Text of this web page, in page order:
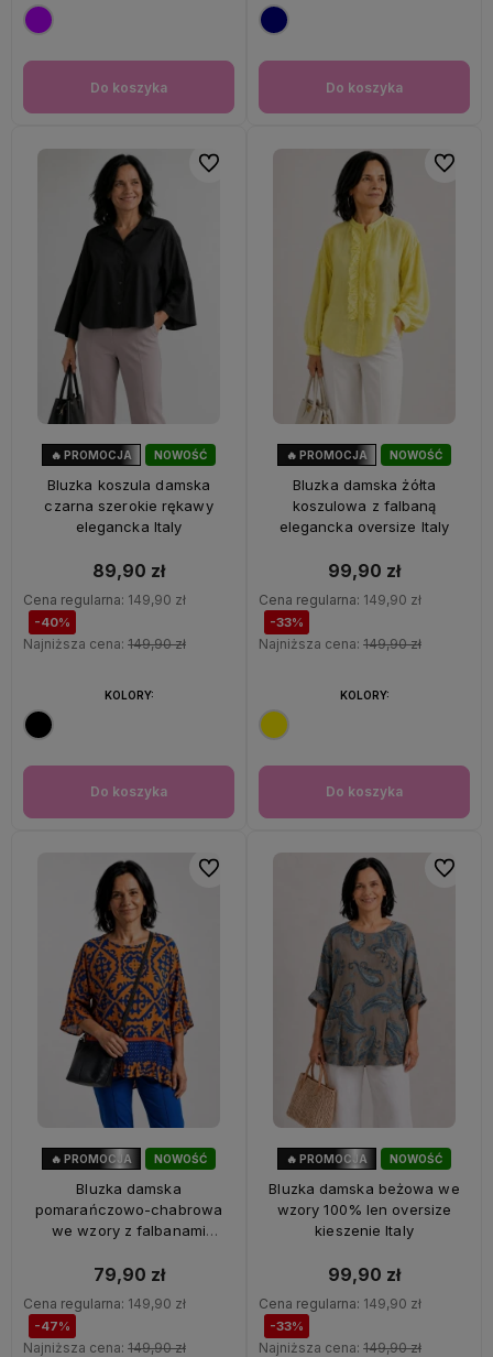
Do koszyka Do koszyka
NOWOŚĆ
🔥 PROMOCJA
Bluzka koszula damska
czarna szerokie rękawy
elegancka Italy
89,90 zł
Cena regularna: 149,90 zł
-40%
Najniższa cena: 149,90 zł
Do koszyka
KOLORY:
Do ulubionych
NOWOŚĆ
OKAZJA
🔥 PROMOCJA
Bluzka damska żółta
koszulowa z falbaną
elegancka oversize Italy
99,90 zł
Cena regularna: 149,90 zł
-33%
Najniższa cena: 149,90 zł
Do koszyka
KOLORY:
Do
NOWOŚĆ
🔥 PROMOCJA
Bluzka damska
pomarańczowo-chabrowa
we wzory z falbanami
79,90 zł
Cena regularna: 149,90 zł
-47%
Najniższa cena: 149,90 zł
Do ulubionych
NOWOŚĆ
OKAZJA
🔥 PROMOCJA
Bluzka damska beżowa we
wzory 100% len oversize
kieszenie Italy
99,90 zł
Cena regularna: 149,90 zł
-33%
Najniższa cena: 149,90 zł
Do